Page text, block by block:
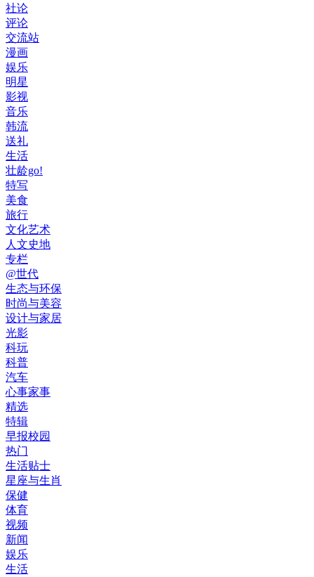
社论
评论
交流站
漫画
娱乐
明星
影视
音乐
韩流
送礼
生活
壮龄go!
特写
美食
旅行
文化艺术
人文史地
专栏
@世代
生态与环保
时尚与美容
设计与家居
光影
科玩
科普
汽车
心事家事
精选
特辑
早报校园
热门
生活贴士
星座与生肖
保健
体育
视频
新闻
娱乐
生活